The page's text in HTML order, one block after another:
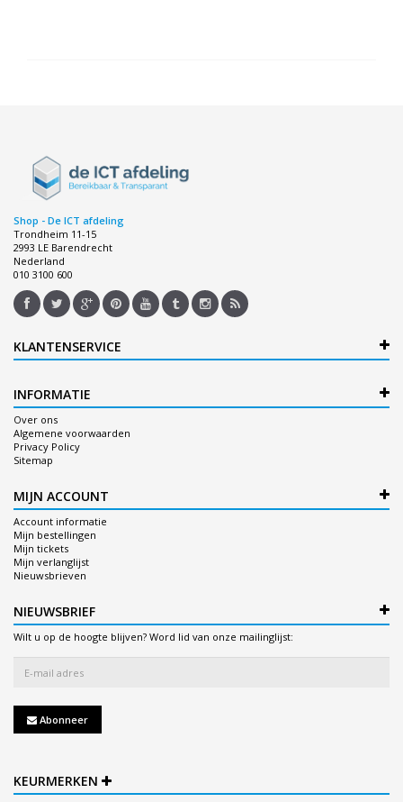
Shop - De ICT afdeling
Trondheim 11-15
2993 LE Barendrecht
Nederland
010 3100 600
KLANTENSERVICE
INFORMATIE
Over ons
Algemene voorwaarden
Privacy Policy
Sitemap
MIJN ACCOUNT
Account informatie
Mijn bestellingen
Mijn tickets
Mijn verlanglijst
Nieuwsbrieven
NIEUWSBRIEF
Wilt u op de hoogte blijven? Word lid van onze mailinglijst:
Abonneer
KEURMERKEN